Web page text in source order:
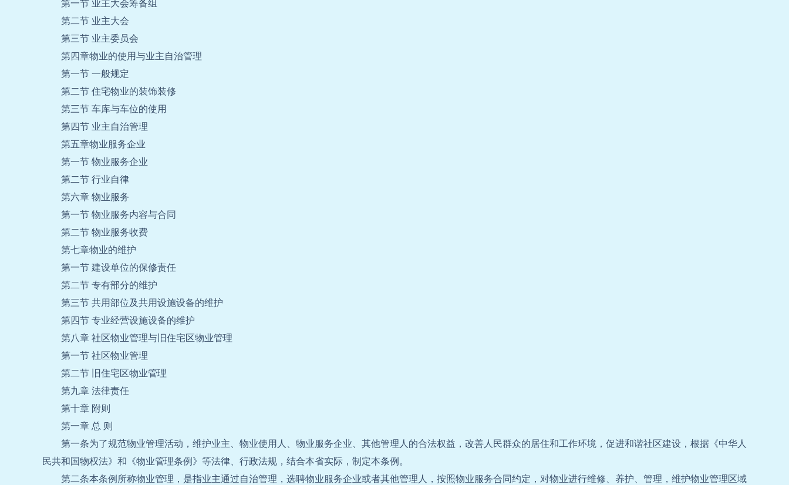
第一节 业主大会筹备组
第二节 业主大会
第三节 业主委员会
第四章物业的使用与业主自治管理
第一节 一般规定
第二节 住宅物业的装饰装修
第三节 车库与车位的使用
第四节 业主自治管理
第五章物业服务企业
第一节 物业服务企业
第二节 行业自律
第六章 物业服务
第一节 物业服务内容与合同
第二节 物业服务收费
第七章物业的维护
第一节 建设单位的保修责任
第二节 专有部分的维护
第三节 共用部位及共用设施设备的维护
第四节 专业经营设施设备的维护
第八章 社区物业管理与旧住宅区物业管理
第一节 社区物业管理
第二节 旧住宅区物业管理
第九章 法律责任
第十章 附则
第一章 总 则
第一条为了规范物业管理活动，维护业主、物业使用人、物业服务企业、其他管理人的合法权益，改善人民群众的居住和工作环境，促进和谐社区建设，根据《中华人
民共和国物权法》和《物业管理条例》等法律、行政法规，结合本省实际，制定本条例。
第二条本条例所称物业管理，是指业主通过自治管理，选聘物业服务企业或者其他管理人，按照物业服务合同约定，对物业进行维修、养护、管理，维护物业管理区域